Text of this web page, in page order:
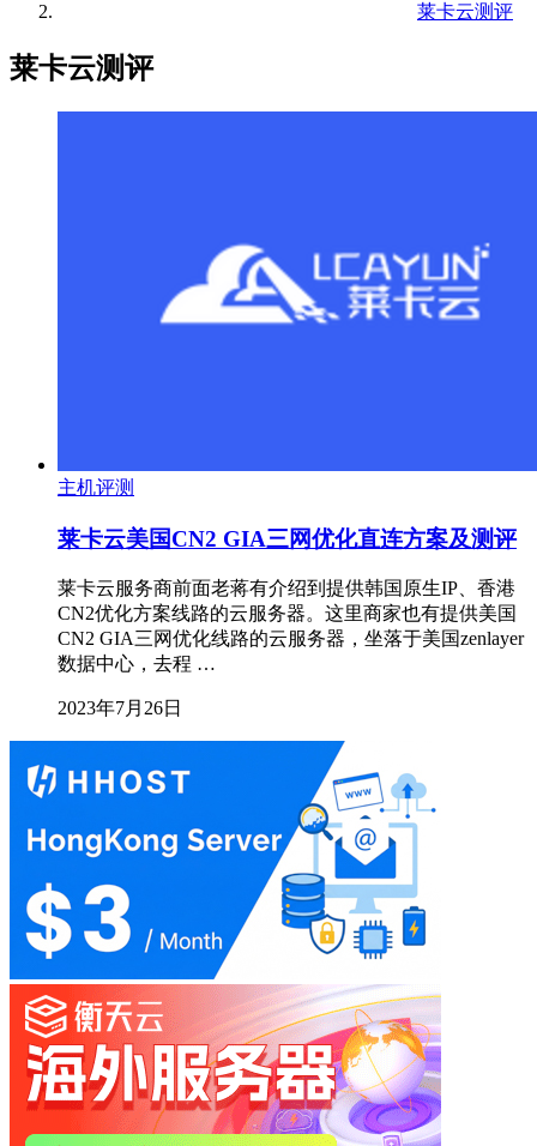
莱卡云测评
莱卡云测评
主机评测
莱卡云美国CN2 GIA三网优化直连方案及测评
莱卡云服务商前面老蒋有介绍到提供韩国原生IP、香港
CN2优化方案线路的云服务器。这里商家也有提供美国
CN2 GIA三网优化线路的云服务器，坐落于美国zenlayer
数据中心，去程 …
2023年7月26日